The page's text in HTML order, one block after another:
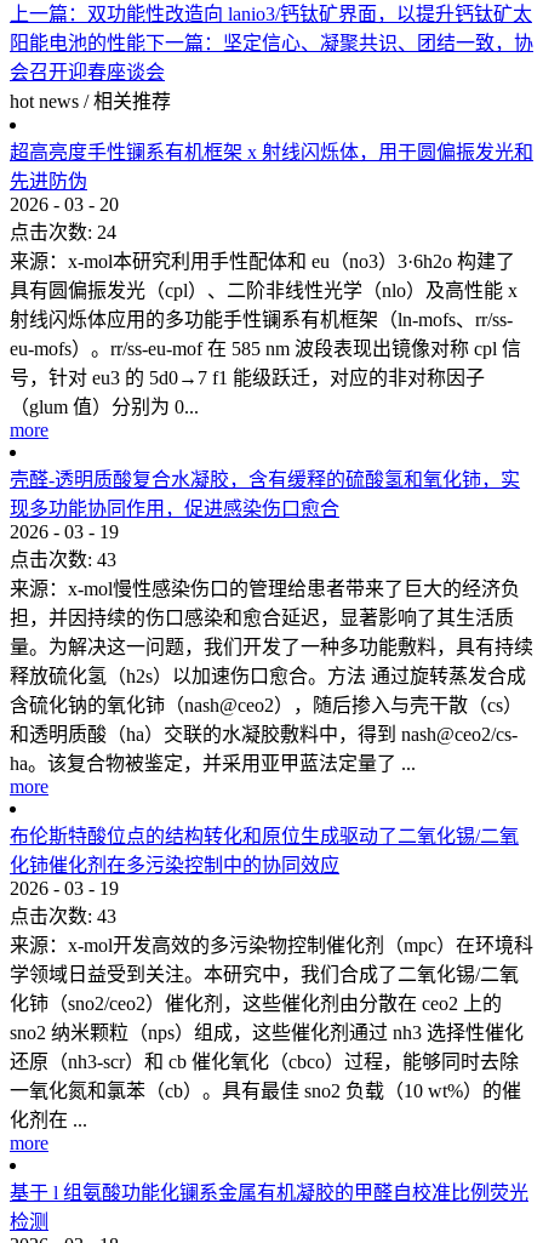
上一篇： 双功能性改造向 lanio3/钙钛矿界面，以提升钙钛矿太
阳能电池的性能下一篇： 坚定信心、凝聚共识、团结一致，协
会召开迎春座谈会
hot news / 相关推荐
超高亮度手性镧系有机框架 x 射线闪烁体，用于圆偏振发光和
先进防伪
2026 - 03 - 20
点击次数: 24
来源：x-mol本研究利用手性配体和 eu（no3）3·6h2o 构建了
具有圆偏振发光（cpl）、二阶非线性光学（nlo）及高性能 x
射线闪烁体应用的多功能手性镧系有机框架（ln-mofs、rr/ss-
eu-mofs）。rr/ss-eu-mof 在 585 nm 波段表现出镜像对称 cpl 信
号，针对 eu3 的 5d0→7 f1 能级跃迁，对应的非对称因子
（glum 值）分别为 0...
more
壳醛-透明质酸复合水凝胶，含有缓释的硫酸氢和氧化铈，实
现多功能协同作用，促进感染伤口愈合
2026 - 03 - 19
点击次数: 43
来源：x-mol慢性感染伤口的管理给患者带来了巨大的经济负
担，并因持续的伤口感染和愈合延迟，显著影响了其生活质
量。为解决这一问题，我们开发了一种多功能敷料，具有持续
释放硫化氢（h2s）以加速伤口愈合。方法 通过旋转蒸发合成
含硫化钠的氧化铈（nash@ceo2），随后掺入与壳干散（cs）
和透明质酸（ha）交联的水凝胶敷料中，得到 nash@ceo2/cs-
ha。该复合物被鉴定，并采用亚甲蓝法定量了 ...
more
布伦斯特酸位点的结构转化和原位生成驱动了二氧化锡/二氧
化铈催化剂在多污染控制中的协同效应
2026 - 03 - 19
点击次数: 43
来源：x-mol开发高效的多污染物控制催化剂（mpc）在环境科
学领域日益受到关注。本研究中，我们合成了二氧化锡/二氧
化铈（sno2/ceo2）催化剂，这些催化剂由分散在 ceo2 上的
sno2 纳米颗粒（nps）组成，这些催化剂通过 nh3 选择性催化
还原（nh3-scr）和 cb 催化氧化（cbco）过程，能够同时去除
一氧化氮和氯苯（cb）。具有最佳 sno2 负载（10 wt%）的催
化剂在 ...
more
基于 l 组氨酸功能化镧系金属有机凝胶的甲醛自校准比例荧光
检测